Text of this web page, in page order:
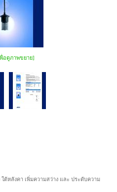
อดูภาพขยาย]
ใต้หลังคา เพิ่มความสว่าง และ ประดับความ